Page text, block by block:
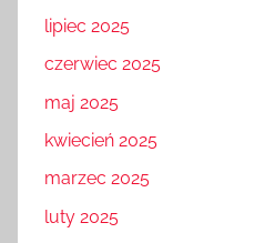
lipiec 2025
czerwiec 2025
maj 2025
kwiecień 2025
marzec 2025
luty 2025